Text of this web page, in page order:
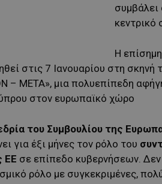
κεντρικό
Η
στις 7 Ιανουαρίου στη
ΜΕΤΑ», μια πολυεπίπεδη
στον ευρωπαϊκό χώρο
του Συμβουλίου της
για έξι μήνες τον ρόλο του
ΕΕ σε επίπεδο κυβερνήσεων.
ρόλο με συγκεκριμένες,